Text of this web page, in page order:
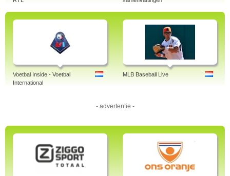
Voetbal Inside - Voetbal
International
MLB Baseball Live
- advertentie -